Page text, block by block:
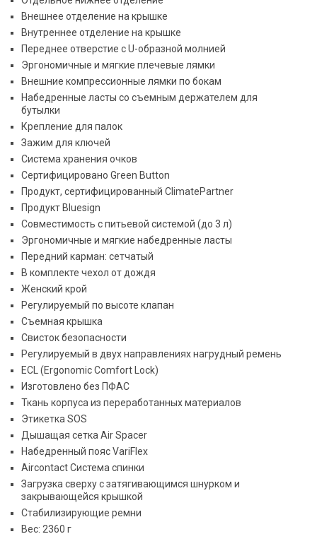
Внешнее отделение на крышке
Внутреннее отделение на крышке
Переднее отверстие с U-образной молнией
Эргономичные и мягкие плечевые лямки
Внешние компрессионные лямки по бокам
Набедренные ласты со съемным держателем для
бутылки
Крепление для палок
Зажим для ключей
Система хранения очков
Сертифицировано Green Button
Продукт, сертифицированный ClimatePartner
Продукт Bluesign
Совместимость с питьевой системой (до 3 л)
Эргономичные и мягкие набедренные ласты
Передний карман: сетчатый
В комплекте чехол от дождя
Женский крой
Регулируемый по высоте клапан
Съемная крышка
Свисток безопасности
Регулируемый в двух направлениях нагрудный ремень
ECL (Ergonomic Comfort Lock)
Изготовлено без ПФАС
Ткань корпуса из переработанных материалов
Этикетка SOS
Дышащая сетка Air Spacer
Набедренный пояс VariFlex
Aircontact Система спинки
Загрузка сверху с затягивающимся шнурком и
закрывающейся крышкой
Стабилизирующие ремни
Вес: 2360 г